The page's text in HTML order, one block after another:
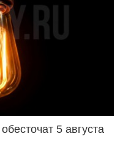
5 августа